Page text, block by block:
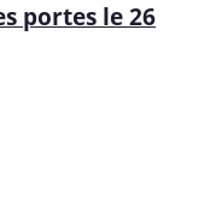
portes le 26